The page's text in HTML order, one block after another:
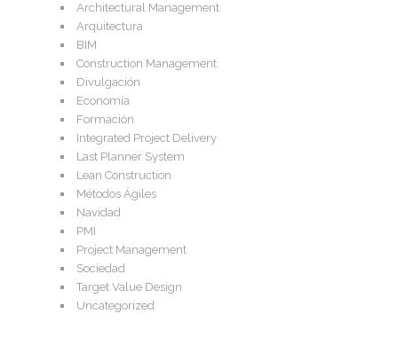
Architectural Management
Arquitectura
BIM
Construction Management
Divulgación
Economía
Formación
Integrated Project Delivery
Last Planner System
Lean Construction
Métodos Ágiles
Navidad
PMI
Project Management
Sociedad
Target Value Design
Uncategorized